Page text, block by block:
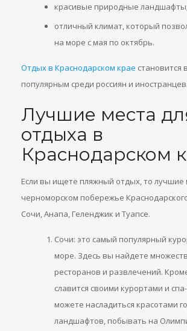
красивые природные ландшафты;
отличный климат, который
на море с мая по октябрь.
Отдых в Краснодарском крае становится
популярным среди россиян и иностранцев.
Лучшие места
отдыха в
Краснодарском
Если вы ищете пляжный отдых, то лучшие
черноморском побережье
Сочи, Анапа, Геленджик и Туапсе.
Сочи: это самый популярный
море. Здесь вы найдете
ресторанов и развлечений.
славится своими курортами и
можете насладиться красотами
ландшафтов, побывать на